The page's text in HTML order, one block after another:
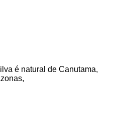
é natural de Canutama,